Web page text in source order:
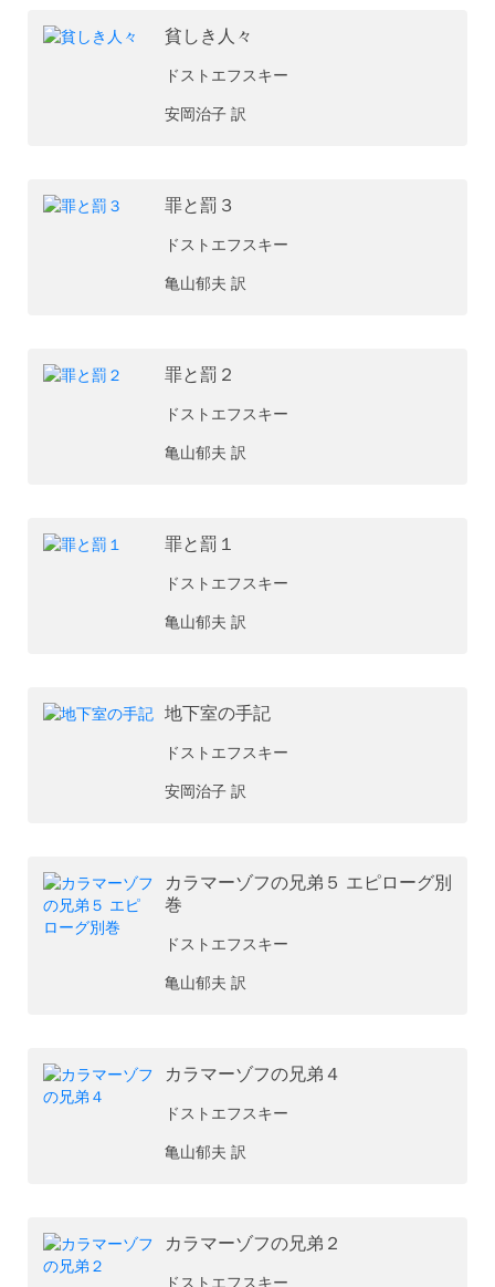
貧しき人々
ドストエフスキー
安岡治子 訳
罪と罰３
ドストエフスキー
亀山郁夫 訳
罪と罰２
ドストエフスキー
亀山郁夫 訳
罪と罰１
ドストエフスキー
亀山郁夫 訳
地下室の手記
ドストエフスキー
安岡治子 訳
カラマーゾフの兄弟５ エピローグ別
巻
ドストエフスキー
亀山郁夫 訳
カラマーゾフの兄弟４
ドストエフスキー
亀山郁夫 訳
カラマーゾフの兄弟２
ドストエフスキー